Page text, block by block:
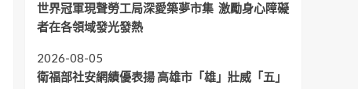
世界冠軍現聲勞工局深愛築夢市集 激勵身心障礙
者在各領域發光發熱
2026-08-05
衛福部社安網績優表揚 高雄市「雄」壯威「五」